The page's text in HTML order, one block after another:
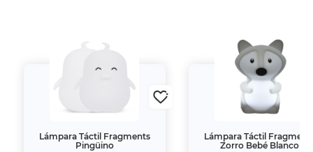
Lámpara Táctil Fragments
Pingüino
Lámpara Táctil
Zorro Bebé Blanco